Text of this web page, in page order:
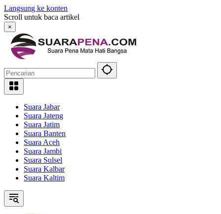
Langsung ke konten
Scroll untuk baca artikel
×
Suara Jabar
Suara Jateng
Suara Jatim
Suara Banten
Suara Aceh
Suara Jambi
Suara Sulsel
Suara Kalbar
Suara Kaltim